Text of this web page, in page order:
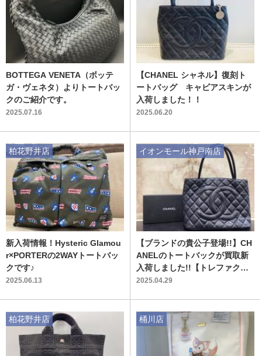
BOTTEGA VENETA（ボッテ
ガ・ヴェネタ）よりトートバッ
クのご紹介です。
2025.07.16
【CHANEL シャネル】復刻ト
ートバッグ キャビアスキンが
入荷しました！！
2025.06.20
新入荷情報！Hysteric Glamou
r×PORTERの2WAYトートバッ
クです♪
2025.06.13
柏花野井店
【ブランドの貴公子登場!!】CH
ANELのトートバックが買取新
入荷しました!!【トレファク神
戸南】
2025.04.29
イオンモール神戸南店
柏花野井店 桶川店